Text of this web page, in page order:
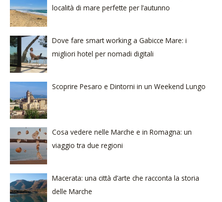
località di mare perfette per l’autunno
Dove fare smart working a Gabicce Mare: i
migliori hotel per nomadi digitali
Scoprire Pesaro e Dintorni in un Weekend Lungo
Cosa vedere nelle Marche e in Romagna: un
viaggio tra due regioni
Macerata: una città d’arte che racconta la storia
delle Marche